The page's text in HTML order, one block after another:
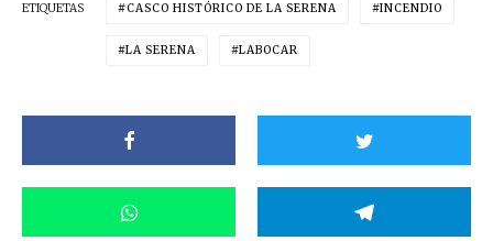
ETIQUETAS CASCO HISTÓRICO DE LA SERENA INCENDIO
LA SERENA LABOCAR